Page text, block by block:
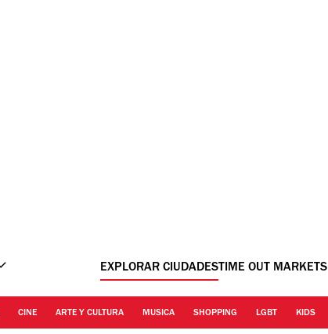
EXPLORAR CIUDADESTIME OUT MARKETS
CINE ARTE Y CULTURA MUSICA SHOPPING LGBT KIDS